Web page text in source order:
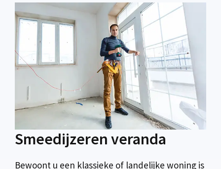
Smeedijzeren veranda
Bewoont u een klassieke of landelijke woning is